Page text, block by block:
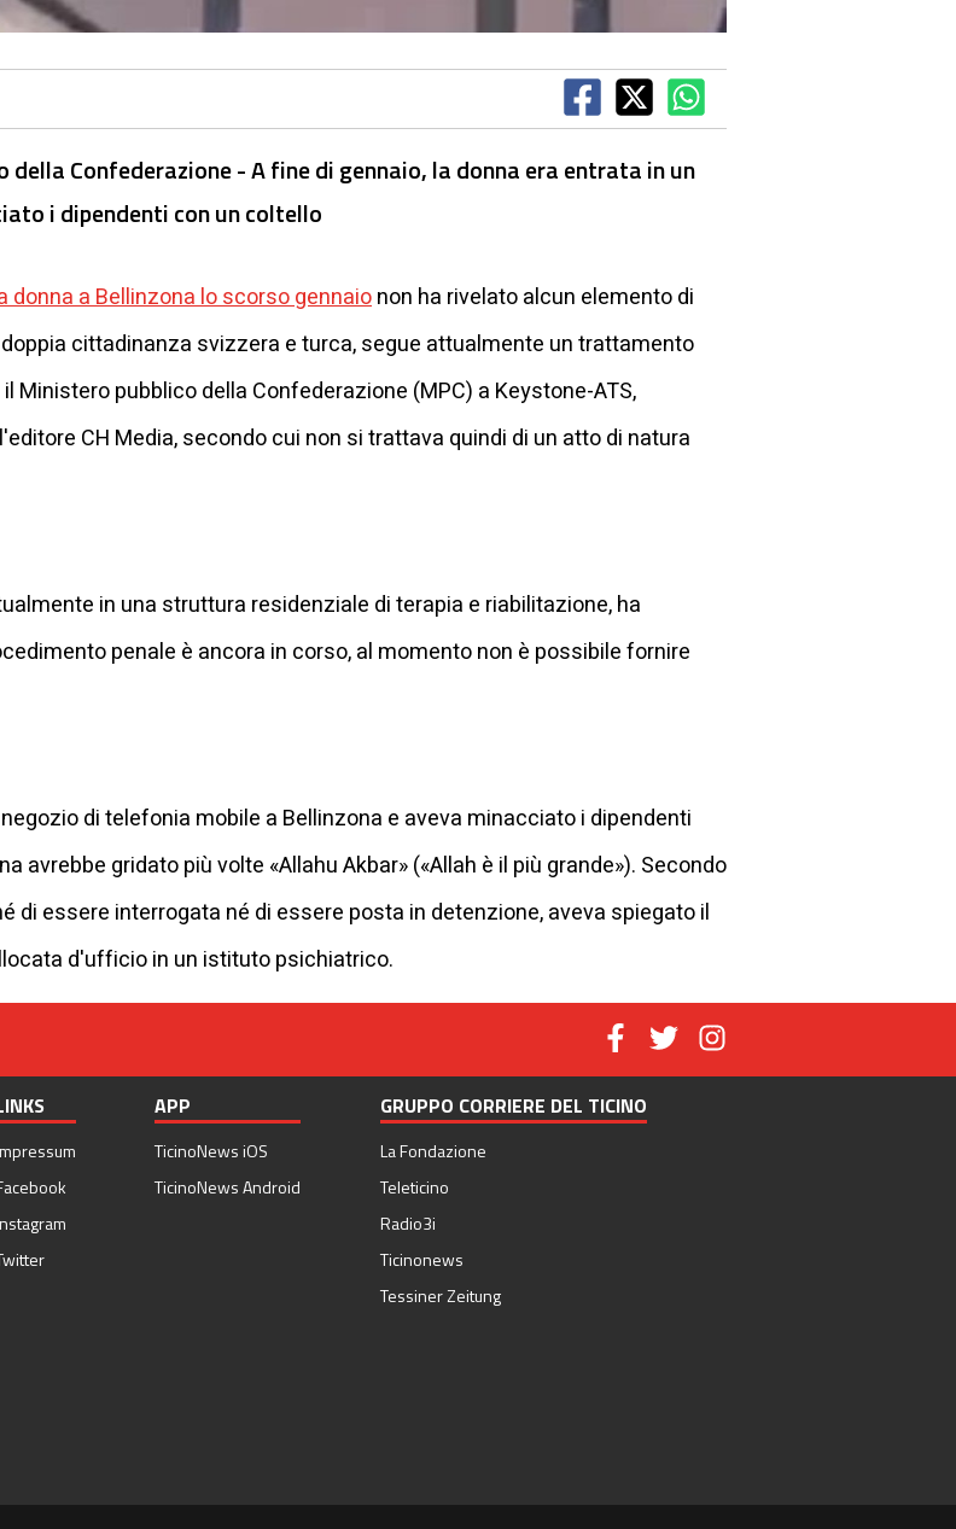
Confederazione - A fine di gennaio, la donna era entrata in un
i dipendenti con un coltello
donna a Bellinzona lo scorso gennaionon ha rivelato alcun elemento di
cittadinanza svizzera e turca, segue attualmente un trattamento
pubblico della Confederazione (MPC) a Keystone-ATS,
CH Media, secondo cui non si trattava quindi di un atto di natura
in una struttura residenziale di terapia e riabilitazione, ha
penale è ancora in corso, al momento non è possibile fornire
di telefonia mobile a Bellinzona e aveva minacciato i dipendenti
avrebbe gridato più volte «Allahu Akbar» («Allah è il più grande»). Secondo
di essere interrogata né di essere posta in detenzione, aveva spiegato il
d'ufficio in un istituto psichiatrico.
APP
TicinoNews iOS
TicinoNews Android
GRUPPO CORRIERE DEL TICINO
La Fondazione
Teleticino
Radio3i
Ticinonews
Tessiner Zeitung